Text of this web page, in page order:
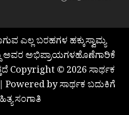
ಎಲ್ಲ ಬರಹಗಳ ಹಕ್ಕುಸ್ವಾಮ್ಯ
ಅವರ ಅಭಿಪ್ರಾಯಗಳಹೊಣೆಗಾರಿಕೆ
Copyright © 2026 ಸಾರ್ಥಕ
Powered by ಸಾರ್ಥಕ ಬದುಕಿಗೆ
ಸಂಗಾತಿ